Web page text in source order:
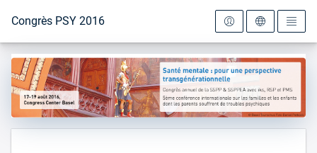
Vers la page d'accueil
Congrès PSY 2016